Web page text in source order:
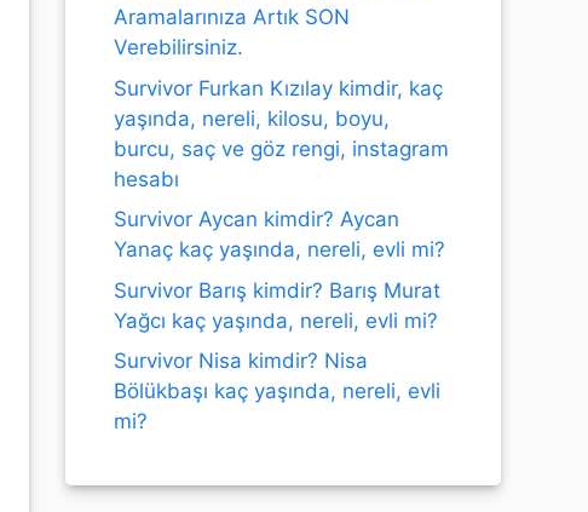
Aramalarınıza Artık SON
Verebilirsiniz.
Survivor Furkan Kızılay kimdir, kaç
yaşında, nereli, kilosu, boyu,
burcu, saç ve göz rengi, instagram
hesabı
Survivor Aycan kimdir? Aycan
Yanaç kaç yaşında, nereli, evli mi?
Survivor Barış kimdir? Barış Murat
Yağcı kaç yaşında, nereli, evli mi?
Survivor Nisa kimdir? Nisa
Bölükbaşı kaç yaşında, nereli, evli
mi?